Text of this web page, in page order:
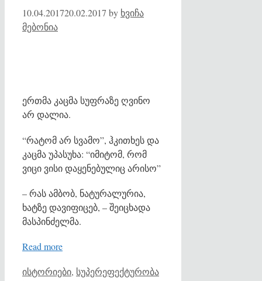
10.04.201720.02.2017 by ხვიჩა
მებონია
ერთმა კაცმა სუფრაზე ღვინო
არ დალია.
“რატომ არ სვამო”, ჰკითხეს და
კაცმა უპასუხა: “იმიტომ, რომ
ვიცი ვისი დაყენებულიც არისო”
– რას ამბობ, ნატურალურია,
ხატზე დავიფიცებ, – შეიცხადა
მასპინძელმა.
Read more
Categories
ისტორიები, სუპერეფექტურობაTags